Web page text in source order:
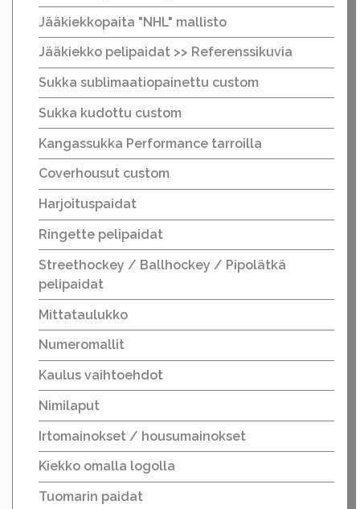
Jääkiekkopaita "NHL" mallisto
Jääkiekko pelipaidat >> Referenssikuvia
Sukka sublimaatiopainettu custom
Sukka kudottu custom
Kangassukka Performance tarroilla
Coverhousut custom
Harjoituspaidat
Ringette pelipaidat
Streethockey / Ballhockey / Pipolätkä
pelipaidat
Mittataulukko
Numeromallit
Kaulus vaihtoehdot
Nimilaput
Irtomainokset / housumainokset
Kiekko omalla logolla
Tuomarin paidat